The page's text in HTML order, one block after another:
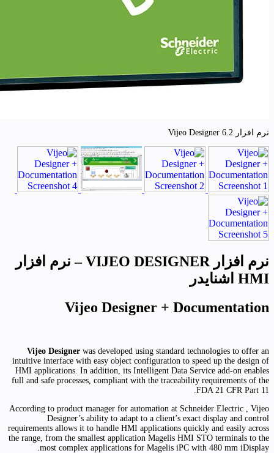
نرم افزار Vijeo Designer 6.2
نرم افزار VIJEO DESIGNER – نرم افزار
HMI اشنایدر
Vijeo Designer + Documentation
Vijeo Designer was developed using standard technologies to offer an
intuitive interface with easy object configuration to speed up the design of
HMI applications. In addition, its Intelligent Data Service add-on enables
full and safe processes, compliant with the traceability requirements of the
FDA 21 CFR Part 11.
According to product manager for automation at Schneider Electric , Vijeo
Designer’s ability to adapt to a client’s exact display and control
requirements allows it to handle HMI applications quickly and easily across
the range, from the smallest application Magelis HMI STO terminals to the
most complex applications for Magelis iPC with 480 mm iDisplay.